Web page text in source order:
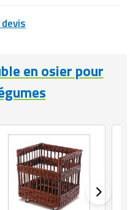
en osier pour